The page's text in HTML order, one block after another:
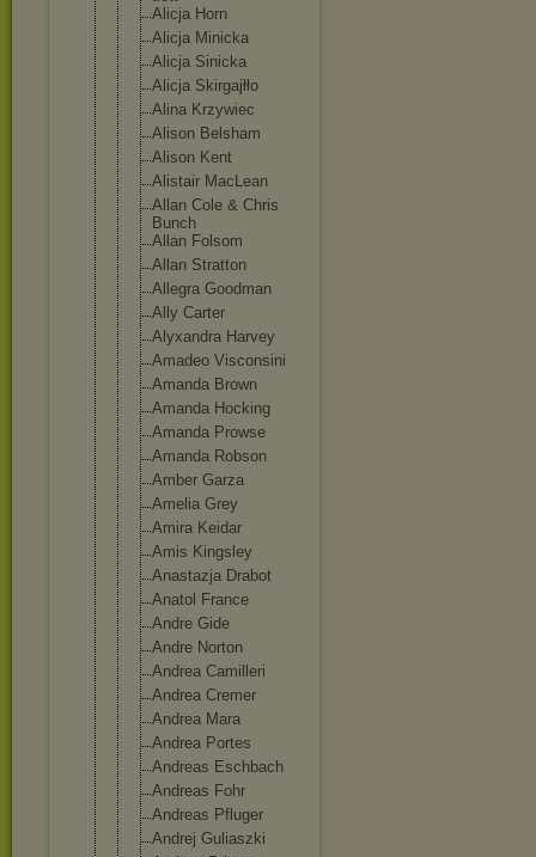
Alicja Horn
Alicja Minicka
Alicja Sinicka
Alicja Skirgajłło
Alina Krzywiec
Alison Belsham
Alison Kent
Alistair MacLean
Allan Cole & Chris
Bunch
Allan Folsom
Allan Stratton
Allegra Goodman
Ally Carter
Alyxandra Harvey
Amadeo Visconsini
Amanda Brown
Amanda Hocking
Amanda Prowse
Amanda Robson
Amber Garza
Amelia Grey
Amira Keidar
Amis Kingsley
Anastazja Drabot
Anatol France
Andre Gide
Andre Norton
Andrea Camilleri
Andrea Cremer
Andrea Mara
Andrea Portes
Andreas Eschbach
Andreas Fohr
Andreas Pfluger
Andrej Guliaszki